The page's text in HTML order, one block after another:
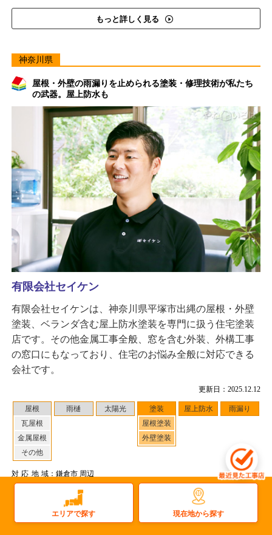
もっと詳しく見る
神奈川県
屋根・外壁の雨漏りを止められる塗装・修理技術が私たち
の武器。屋上防水も
更新日：2025.12.12
屋根
瓦屋根
金属屋根
その他
雨樋 太陽光
塗装
屋根塗装
外壁塗装
屋上防水 雨漏り
対応地域：鎌倉市 周辺
施工事例数： 0件
工事店住所：神奈川県平塚市出縄
もっと詳しく見る
有限会社セイケン
有限会社セイケンは、神奈川県平塚市出縄の屋根・外壁
塗装、ベランダ含む屋上防水塗装を専門に扱う住宅塗装
店です。その他金属工事全般、窓を含む外装、外構工事
の窓口にもなっており、住宅のお悩み全般に対応できる
会社です。
エリアで探す 現在地から探す